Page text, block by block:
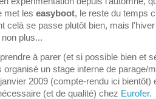
met les easyboot, le reste du temps
celà se passe plutôt bien, mais
plus...
à parer (et si possible bien et
organisé un stage interne de parage/
2009 (compte-rendu ici bientôt)
(et de qualité) chez Eurofer.